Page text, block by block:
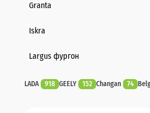
Granta
Iskra
Largus фургон
LADA 918 GEELY 152 Changan 74